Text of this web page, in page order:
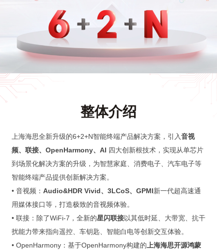
整体介绍
上海海思全新升级的6+2+N智能终端产品解决方案，引入音视
频、联接、OpenHarmony、AI 四大创新根技术，实现从单芯片
到场景化解决方案的升级，为智慧家庭、消费电子、汽车电子等
智能终端产品提供创新解决方案。
• 音视频： Audio&HDR Vivid、3LCoS、GPMI新一代超高速通
用媒体接口等，打造极致的音视频体验。
• 联接：除了WiFi-7，全新的星闪联接以其低时延、大带宽、抗干
扰能力带来指向遥控、车钥匙、智能白电等创新交互体验。
• OpenHarmony：基于OpenHarmony构建的 上海海思开源鸿蒙